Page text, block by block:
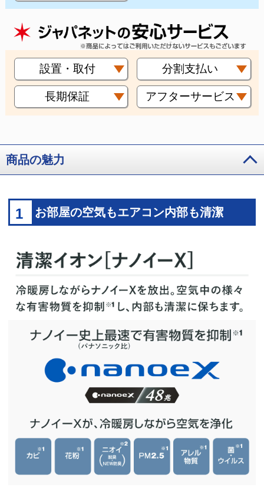
設置・取付 分割支払い
長期保証 アフターサービス
商品の魅力
1 お部屋の空気もエアコン内部も清潔